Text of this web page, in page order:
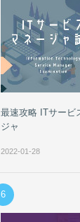
最速攻略 ITサービ
ジャ
2022-01-28
6